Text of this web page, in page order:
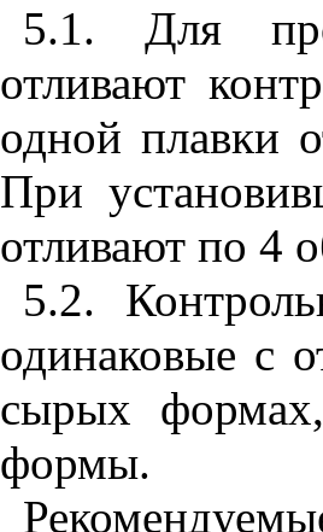
5.1. Для
отливают
одной плавки
При
отливают по 4
5.2.
одинаковые с
сырых формах,
формы.